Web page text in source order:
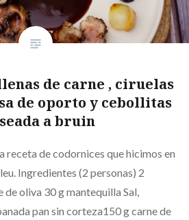
de carne , ciruelas
de oporto y cebollitas
a bruin
receta de codornices que hicimos en
Ingredientes (2 personas) 2
oliva 30 g mantequilla Sal,
pan sin corteza150 g carne de